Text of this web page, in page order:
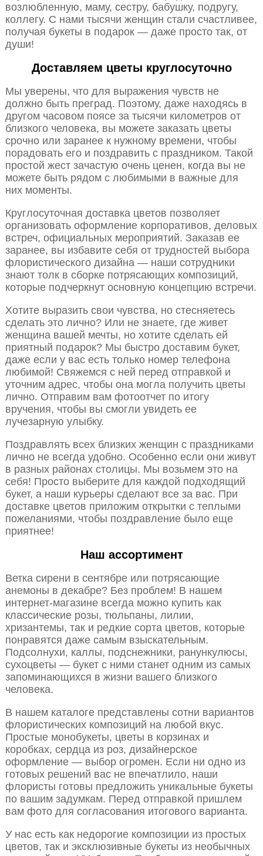
возлюбленную, маму, сестру, бабушку, подругу,
коллегу. С нами тысячи женщин стали счастливее,
получая букеты в подарок — даже просто так, от
души!
Доставляем цветы круглосуточно
Мы уверены, что для выражения чувств не
должно быть преград. Поэтому, даже находясь в
другом часовом поясе за тысячи километров от
близкого человека, вы можете заказать цветы
срочно или заранее к нужному времени, чтобы
порадовать его и поздравить с праздником. Такой
простой жест зачастую очень ценен, когда вы не
можете быть рядом с любимыми в важные для
них моменты.
Круглосуточная доставка цветов позволяет
организовать оформление корпоративов, деловых
встреч, официальных мероприятий. Заказав ее
заранее, вы избавите себя от трудностей выбора
флористического дизайна — наши сотрудники
знают толк в сборке потрясающих композиций,
которые подчеркнут основную концепцию встречи.
Хотите выразить свои чувства, но стесняетесь
сделать это лично? Или не знаете, где живет
женщина вашей мечты, но хотите сделать ей
приятный подарок? Мы быстро доставим букет,
даже если у вас есть только номер телефона
любимой! Свяжемся с ней перед отправкой и
уточним адрес, чтобы она могла получить цветы
лично. Отправим вам фотоотчет по итогу
вручения, чтобы вы смогли увидеть ее
лучезарную улыбку.
Поздравлять всех близких женщин с праздниками
лично не всегда удобно. Особенно если они живут
в разных районах столицы. Мы возьмем это на
себя! Просто выберите для каждой подходящий
букет, а наши курьеры сделают все за вас. При
доставке цветов приложим открытки с теплыми
пожеланиями, чтобы поздравление было еще
приятнее!
Наш ассортимент
Ветка сирени в сентябре или потрясающие
анемоны в декабре? Без проблем! В нашем
интернет-магазине всегда можно купить как
классические розы, тюльпаны, лилии,
хризантемы, так и редкие сорта цветов, которые
понравятся даже самым взыскательным.
Подсолнухи, каллы, подснежники, ранункулюсы,
сухоцветы — букет с ними станет одним из самых
запоминающихся в жизни вашего близкого
человека.
В нашем каталоге представлены сотни вариантов
флористических композиций на любой вкус.
Простые монобукеты, цветы в корзинах и
коробках, сердца из роз, дизайнерское
оформление — выбор огромен. Если ни одно из
готовых решений вас не впечатлило, наши
флористы готовы предложить уникальные букеты
по вашим задумкам. Перед отправкой пришлем
вам фото для согласования итогового варианта.
У нас есть как недорогие композиции из простых
цветов, так и эксклюзивные букеты из необычных